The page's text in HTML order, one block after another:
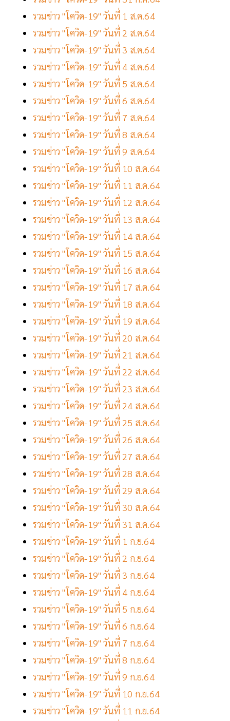
รวมข่าว "โควิด-19" วันที่ 1 ส.ค.64
รวมข่าว "โควิด-19" วันที่ 2 ส.ค.64
รวมข่าว "โควิด-19" วันที่ 3 ส.ค.64
รวมข่าว "โควิด-19" วันที่ 4 ส.ค.64
รวมข่าว "โควิด-19" วันที่ 5 ส.ค.64
รวมข่าว "โควิด-19" วันที่ 6 ส.ค.64
รวมข่าว "โควิด-19" วันที่ 7 ส.ค.64
รวมข่าว "โควิด-19" วันที่ 8 ส.ค.64
รวมข่าว "โควิด-19" วันที่ 9 ส.ค.64
รวมข่าว "โควิด-19" วันที่ 10 ส.ค.64
รวมข่าว "โควิด-19" วันที่ 11 ส.ค.64
รวมข่าว "โควิด-19" วันที่ 12 ส.ค.64
รวมข่าว "โควิด-19" วันที่ 13 ส.ค.64
รวมข่าว "โควิด-19" วันที่ 14 ส.ค.64
รวมข่าว "โควิด-19" วันที่ 15 ส.ค.64
รวมข่าว "โควิด-19" วันที่ 16 ส.ค.64
รวมข่าว "โควิด-19" วันที่ 17 ส.ค.64
รวมข่าว "โควิด-19" วันที่ 18 ส.ค.64
รวมข่าว "โควิด-19" วันที่ 19 ส.ค.64
รวมข่าว "โควิด-19" วันที่ 20 ส.ค.64
รวมข่าว "โควิด-19" วันที่ 21 ส.ค.64
รวมข่าว "โควิด-19" วันที่ 22 ส.ค.64
รวมข่าว "โควิด-19" วันที่ 23 ส.ค.64
รวมข่าว "โควิด-19" วันที่ 24 ส.ค.64
รวมข่าว "โควิด-19" วันที่ 25 ส.ค.64
รวมข่าว "โควิด-19" วันที่ 26 ส.ค.64
รวมข่าว "โควิด-19" วันที่ 27 ส.ค.64
รวมข่าว "โควิด-19" วันที่ 28 ส.ค.64
รวมข่าว "โควิด-19" วันที่ 29 ส.ค.64
รวมข่าว "โควิด-19" วันที่ 30 ส.ค.64
รวมข่าว "โควิด-19" วันที่ 31 ส.ค.64
รวมข่าว "โควิด-19" วันที่ 1 ก.ย.64
รวมข่าว "โควิด-19" วันที่ 2 ก.ย.64
รวมข่าว "โควิด-19" วันที่ 3 ก.ย.64
รวมข่าว "โควิด-19" วันที่ 4 ก.ย.64
รวมข่าว "โควิด-19" วันที่ 5 ก.ย.64
รวมข่าว "โควิด-19" วันที่ 6 ก.ย.64
รวมข่าว "โควิด-19" วันที่ 7 ก.ย.64
รวมข่าว "โควิด-19" วันที่ 8 ก.ย.64
รวมข่าว "โควิด-19" วันที่ 9 ก.ย.64
รวมข่าว "โควิด-19" วันที่ 10 ก.ย.64
รวมข่าว "โควิด-19" วันที่ 11 ก.ย.64